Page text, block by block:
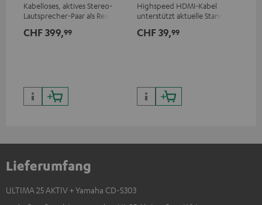
Kabelloses, aktives Stereo-
Lautsprecher-Paar als Rear-
geeignete Teufel Systeme
CHF 399,99
Highspeed HDMI-Kabel
unterstützt aktuelle Standards
CHF 39,99
Lieferumfang
ULTIMA 25 AKTIV + Yamaha CD-S303